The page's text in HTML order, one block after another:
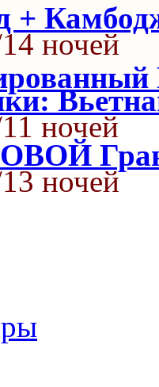
+
ночей
ночей
ночей